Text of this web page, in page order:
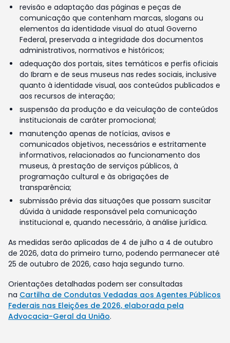
revisão e adaptação das páginas e peças de
comunicação que contenham marcas, slogans ou
elementos da identidade visual do atual Governo
Federal, preservada a integridade dos documentos
administrativos, normativos e históricos;
adequação dos portais, sites temáticos e perfis oficiais
do Ibram e de seus museus nas redes sociais, inclusive
quanto à identidade visual, aos conteúdos publicados e
aos recursos de interação;
suspensão da produção e da veiculação de conteúdos
institucionais de caráter promocional;
manutenção apenas de notícias, avisos e
comunicados objetivos, necessários e estritamente
informativos, relacionados ao funcionamento dos
museus, à prestação de serviços públicos, à
programação cultural e às obrigações de
transparência;
submissão prévia das situações que possam suscitar
dúvida à unidade responsável pela comunicação
institucional e, quando necessário, à análise jurídica.
As medidas serão aplicadas de 4 de julho a 4 de outubro
de 2026, data do primeiro turno, podendo permanecer até
25 de outubro de 2026, caso haja segundo turno.
Orientações detalhadas podem ser consultadas
na Cartilha de Condutas Vedadas aos Agentes Públicos
Federais nas Eleições de 2026, elaborada pela
Advocacia-Geral da União.